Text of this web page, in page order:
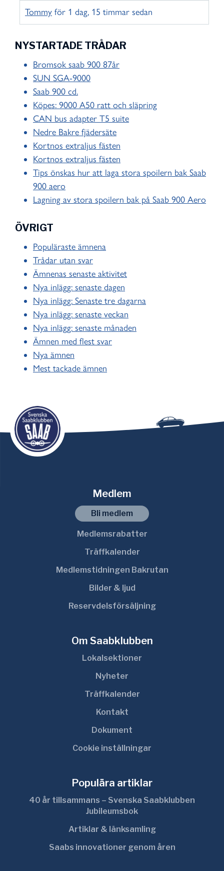
Tommy för 1 dag, 15 timmar sedan
NYSTARTADE TRÅDAR
Bromsok saab 900 87år
SUN SGA-9000
Saab 900 cd.
Köpes: 9000 A50 ratt och släpring
CAN bus adapter T5 suite
Nedre Bakre fjädersäte
Kortnos extraljus fästen
Kortnos extraljus fästen
Tips önskas hur att laga stora spoilern bak Saab
900 aero
Lagning av stora spoilern bak på Saab 900 Aero
ÖVRIGT
Populäraste ämnena
Trådar utan svar
Ämnenas senaste aktivitet
Nya inlägg: senaste dagen
Nya inlägg: Senaste tre dagarna
Nya inlägg: senaste veckan
Nya inlägg: senaste månaden
Ämnen med flest svar
Nya ämnen
Mest tackade ämnen
Medlem
Bli medlem
Medlemsrabatter
Träffkalender
Medlemstidningen Bakrutan
Bilder & ljud
Reservdelsförsäljning
Om Saabklubben
Lokalsektioner
Nyheter
Träffkalender
Kontakt
Dokument
Cookie inställningar
Populära artiklar
40 år tillsammans – Svenska Saabklubben
Jubileumsbok
Artiklar & länksamling
Saabs innovationer genom åren